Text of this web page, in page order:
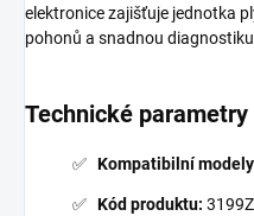
elektronice zajišťuje jednotka
pohonů a snadnou
Technické parametry
Kompatibilní
Kód produktu: